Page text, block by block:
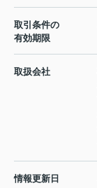
取引条件の
有効期限
取扱会社
情報更新日